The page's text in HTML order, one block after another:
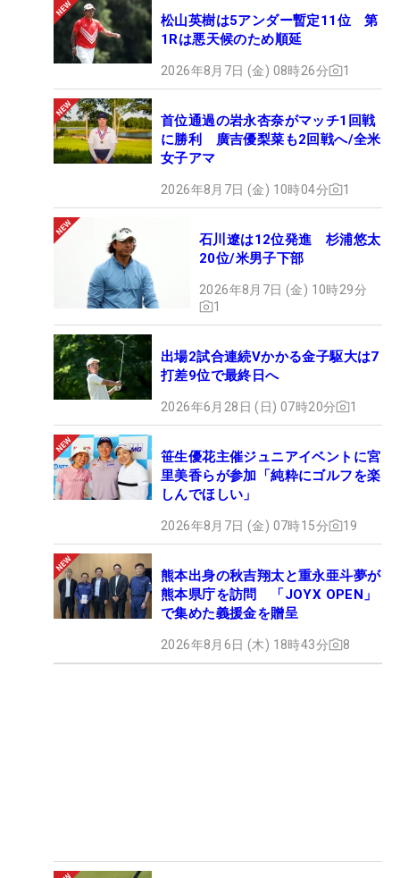
松山英樹は5アンダー暫定11位 第
1Rは悪天候のため順延
2026年8月7日 (金) 08時26分 1
首位通過の岩永杏奈がマッチ1回戦
に勝利 廣吉優梨菜も2回戦へ/全米
女子アマ
2026年8月7日 (金) 10時04分 1
石川遼は12位発進 杉浦悠太
20位/米男子下部
2026年8月7日 (金) 10時29分
1
出場2試合連続Vかかる金子駆大は7
打差9位で最終日へ
2026年6月28日 (日) 07時20分 1
笹生優花主催ジュニアイベントに宮
里美香らが参加「純粋にゴルフを楽
しんでほしい」
2026年8月7日 (金) 07時15分 19
熊本出身の秋吉翔太と重永亜斗夢が
熊本県庁を訪問 「JOYX OPEN」
で集めた義援金を贈呈
2026年8月6日 (木) 18時43分 8